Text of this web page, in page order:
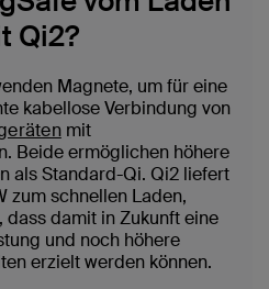
Qi2?
Magnete, um für eine
kabellose Verbindung von
mit
Beide ermöglichen höhere
als Standard-Qi. Qi2 liefert
zum schnellen Laden,
damit in Zukunft eine
und noch höhere
erzielt werden können.